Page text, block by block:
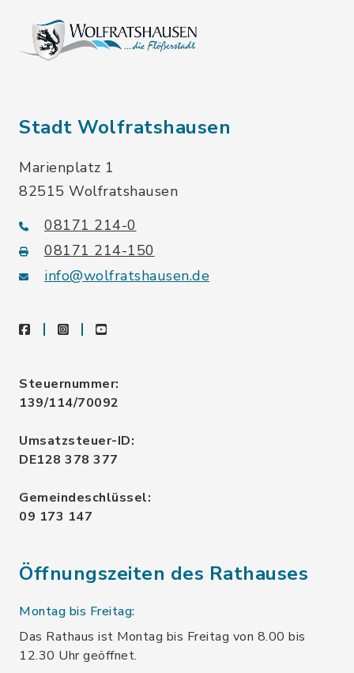
Stadt Wolfratshausen
Marienplatz 1
82515 Wolfratshausen
08171 214-0
08171 214-150
info@wolfratshausen.de
facebookinstagramyoutube
Steuernummer:
139/114/70092
Umsatzsteuer-ID:
DE128 378 377
Gemeindeschlüssel:
09 173 147
Öffnungszeiten des Rathauses
Montag bis Freitag:
Das Rathaus ist Montag bis Freitag von 8.00 bis
12.30 Uhr geöffnet.